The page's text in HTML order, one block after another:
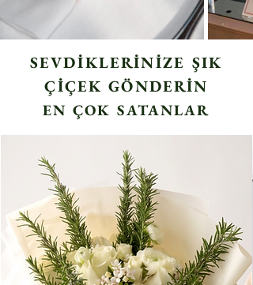
SEVDİKLERİNİZE ŞIK
ÇİÇEK GÖNDERİN
EN ÇOK SATANLAR